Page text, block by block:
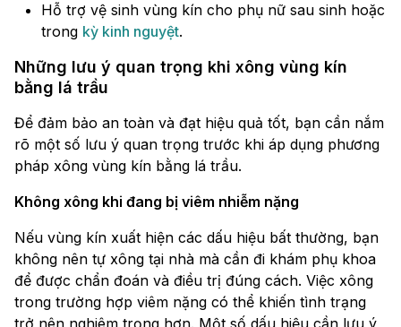
Hỗ trợ vệ sinh vùng kín cho phụ nữ sau sinh hoặc
trong kỳ kinh nguyệt.
Những lưu ý quan trọng khi xông vùng kín
bằng lá trầu
Để đảm bảo an toàn và đạt hiệu quả tốt, bạn cần nắm
rõ một số lưu ý quan trọng trước khi áp dụng phương
pháp xông vùng kín bằng lá trầu.
Không xông khi đang bị viêm nhiễm nặng
Nếu vùng kín xuất hiện các dấu hiệu bất thường, bạn
không nên tự xông tại nhà mà cần đi khám phụ khoa
để được chẩn đoán và điều trị đúng cách. Việc xông
trong trường hợp viêm nặng có thể khiến tình trạng